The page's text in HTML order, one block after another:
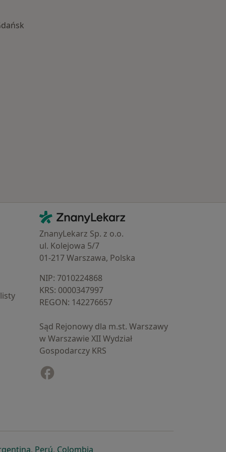
Kontakt
ZnanyLekarz - Strona główna
ZnanyLekarz Sp. z o.o.
ul. Kolejowa 5/7
01-217 Warszawa, Polska
NIP: ⁠7010224868
KRS: ⁠0000347997
REGON: ⁠142276657
Sąd Rejonowy dla m.st. Warszawy
w Warszawie XII Wydział
Gospodarczy KRS
karcie
w nowej karcie
się w nowej karcie
otwiera się w nowej karcie
, Perúotwiera się w nowej karcie
, Colombiaotwiera się w nowej karcie